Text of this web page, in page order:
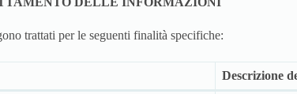
trattati per le seguenti finalità specifiche:
Descrizione